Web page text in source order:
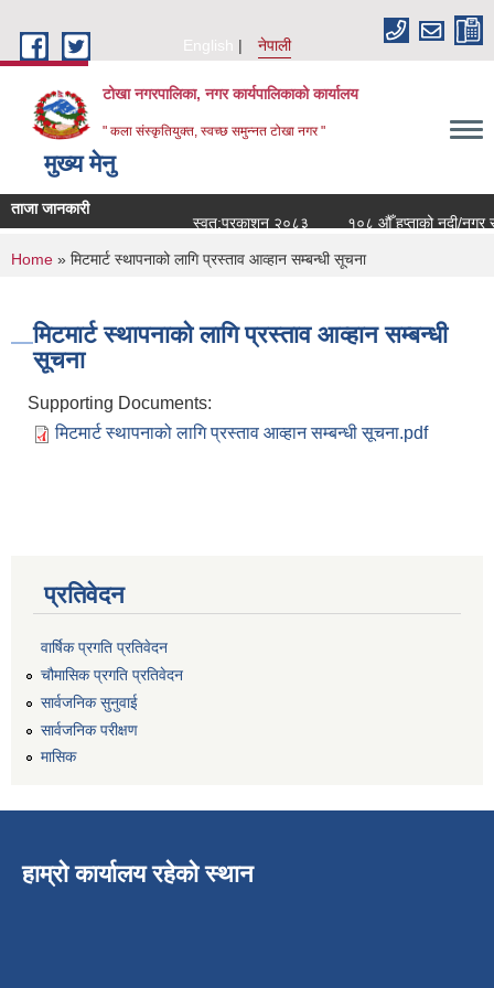
English
नेपाली
टोखा नगरपालिका, नगर कार्यपालिकाको कार्यालय
" कला संस्कृतियुक्त, स्वच्छ समुन्‍नत टोखा नगर "
मुख्य मेनु
ताजा जानकारी
स्वत:प्रकाशन २०८३
१०८ औँ हप्ताको नदी/नगर
You are here
Home » मिटमार्ट स्थापनाको लागि प्रस्ताव आव्हान सम्बन्धी सूचना
मिटमार्ट स्थापनाको लागि प्रस्ताव आव्हान सम्बन्धी
सूचना
Supporting Documents:
मिटमार्ट स्थापनाको लागि प्रस्ताव आव्हान सम्बन्धी सूचना.pdf
प्रतिवेदन
वार्षिक प्रगति प्रतिवेदन
चौमासिक प्रगति प्रतिवेदन
सार्वजनिक सुनुवाई
सार्वजनिक परीक्षण
मासिक
हाम्रो कार्यालय रहेको स्थान